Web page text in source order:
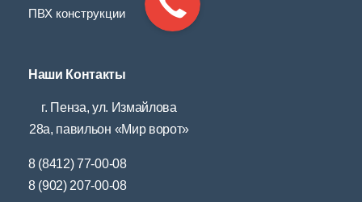
ПВХ конструкции
Наши Контакты
г. Пенза, ул. Измайлова
28а, павильон «Мир ворот»
8 (8412) 77-00-08
8 (902) 207-00-08